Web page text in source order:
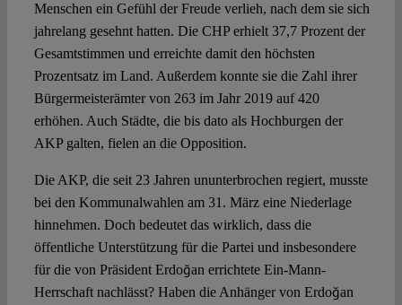
Menschen ein Gefühl der Freude verlieh, nach dem sie sich
jahrelang gesehnt hatten. Die CHP erhielt 37,7 Prozent der
Gesamtstimmen und erreichte damit den höchsten
Prozentsatz im Land. Außerdem konnte sie die Zahl ihrer
Bürgermeisterämter von 263 im Jahr 2019 auf 420
erhöhen. Auch Städte, die bis dato als Hochburgen der
AKP galten, fielen an die Opposition.
Die AKP, die seit 23 Jahren ununterbrochen regiert, musste
bei den Kommunalwahlen am 31. März eine Niederlage
hinnehmen. Doch bedeutet das wirklich, dass die
öffentliche Unterstützung für die Partei und insbesondere
für die von Präsident Erdoğan errichtete Ein-Mann-
Herrschaft nachlässt? Haben die Anhänger von Erdoğan